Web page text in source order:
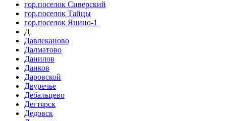
гор.поселок Сиверский
гор.поселок Тайцы
гор.поселок Янино-1
Д
Давлеканово
Далматово
Данилов
Данков
Даровской
Двуречье
Дебальцево
Дегтярск
Дедовск